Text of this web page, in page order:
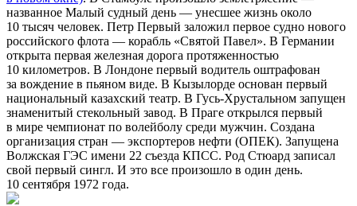
названное Малый судный день — унесшее жизнь около
10 тысяч человек. Петр Первый заложил первое судно нового
российского флота — корабль «Святой Павел». В Германии
открыта первая железная дорога протяженностью
10 километров. В Лондоне первый водитель оштрафован
за вождение в пьяном виде. В Кызылорде основан первый
национальный казахский театр. В Гусь-Хрустальном запущен
знаменитый стекольный завод. В Праге открылся первый
в мире чемпионат по волейболу среди мужчин. Создана
организация стран — экспортеров нефти (ОПЕК). Запущена
Волжская ГЭС имени 22 съезда КПСС. Род Стюард записал
свой первый сингл. И это все произошло в один день.
10 сентября 1972 года.